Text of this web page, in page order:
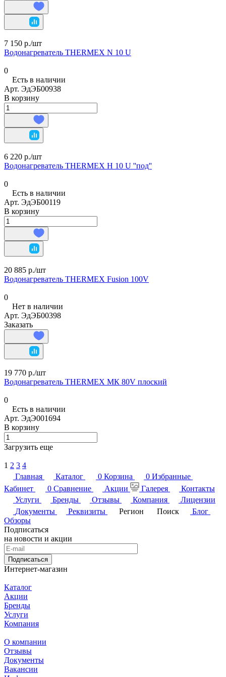
7 150 р./шт
Водонагреватель THERMEX N 10 U
0
Есть в наличии
Арт. ЭдЭБ00938
В корзину
6 220 р./шт
Водонагреватель THERMEX H 10 U ''под''
0
Есть в наличии
Арт. ЭдЭБ00119
В корзину
20 885 р./шт
Водонагреватель THERMEX Fusion 100V
0
Нет в наличии
Арт. ЭдЭБ00398
Заказать
19 770 р./шт
Водонагреватель THERMEX МК 80V плоский
0
Есть в наличии
Арт. ЭдЭ001694
В корзину
Загрузить еще
1 2 3 4
Главная
Каталог 0 Корзина 0 Избранные
Кабинет
0 Сравнение Акции Галерея
Контакты
Услуги
Бренды Отзывы Компания
Лицензии
Документы
Реквизиты Регион Поиск
Блог
Обзоры
Подписаться
на новости и акции
Подписаться
Интернет-магазин
Каталог
Акции
Бренды
Услуги
Компания
О компании
Отзывы
Документы
Вакансии